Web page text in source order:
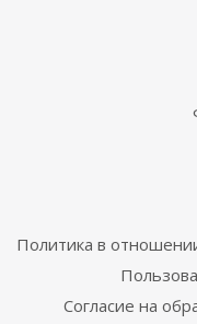
Политика в
Согласие на